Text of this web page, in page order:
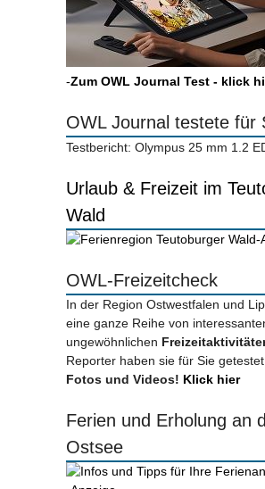
-Zum OWL Journal Test - klick
OWL Journal testete für
Testbericht: Olympus 25 mm 1.2
Urlaub & Freizeit im
Wald
-
OWL-Freizeitcheck
In der Region Ostwestfalen und
eine ganze Reihe von
ungewöhnlichen
Reporter haben sie für Sie getestet.
Fotos und Videos! Klick hier
Ferien und Erholung an
Ostsee